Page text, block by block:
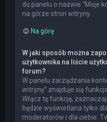
do panelu o nazwie “Moje
na górze stron witryny.
Na górę
W jaki sposób można
użytkownika na liście
forum?
W panelu zarządzania
witryny” znajduje się funkcja
Włącz tę funkcję,
będzie wyświetlana tylko
moderatorów i dla ciebie.